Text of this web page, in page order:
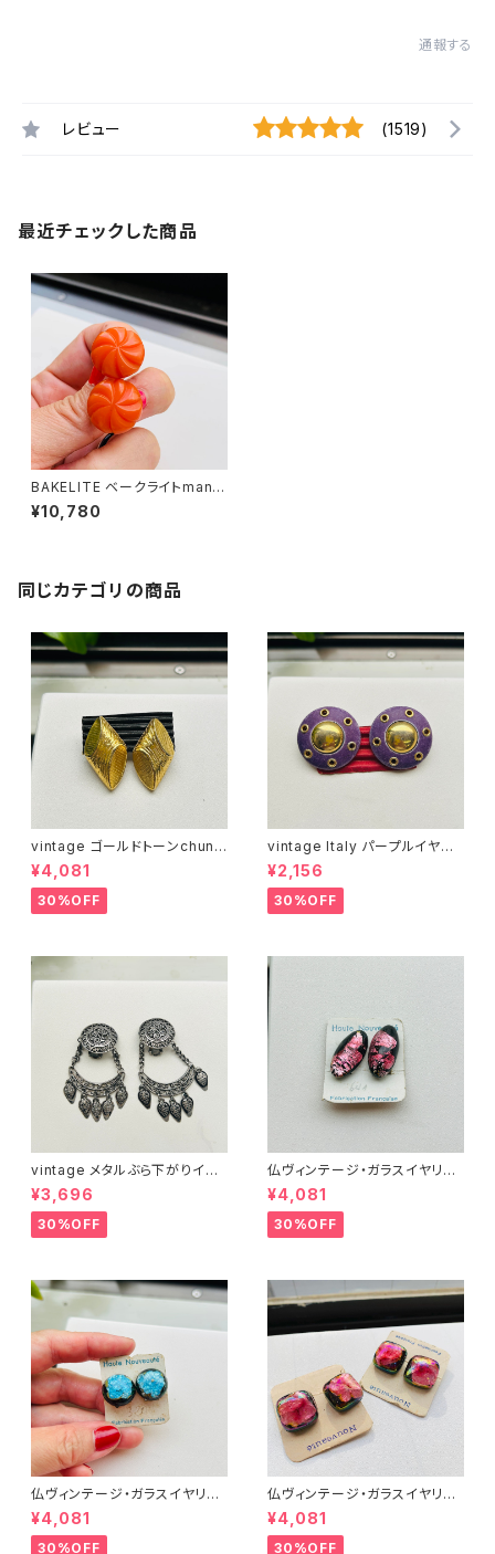
通報する
レビュー (1519)
最近チェックした商品
BAKELITE ベークライトmand
arin orangeピアス
¥10,780
同じカテゴリの商品
vintage ゴールドトーンchunk
yブロックイヤリング
¥4,081
30%OFF
vintage Italy パープルイヤリ
ング
¥2,156
30%OFF
vintage メタルぶら下がりイヤ
リング
¥3,696
30%OFF
仏ヴィンテージ・ガラスイヤリン
グ（ピンクOval）
¥4,081
30%OFF
仏ヴィンテージ・ガラスイヤリン
グ（ブルー丸型）
¥4,081
30%OFF
仏ヴィンテージ・ガラスイヤリン
グ（ピンク・スクエア）
¥4,081
30%OFF